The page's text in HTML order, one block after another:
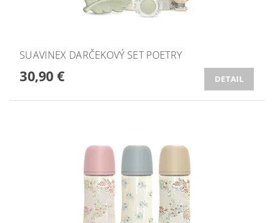
SUAVINEX DARČEKOVÝ SET POETRY
30,90 € DETAIL